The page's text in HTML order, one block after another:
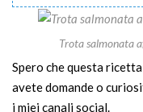
Trota salmonata
Spero che questa
avete domande o
i miei canali social.